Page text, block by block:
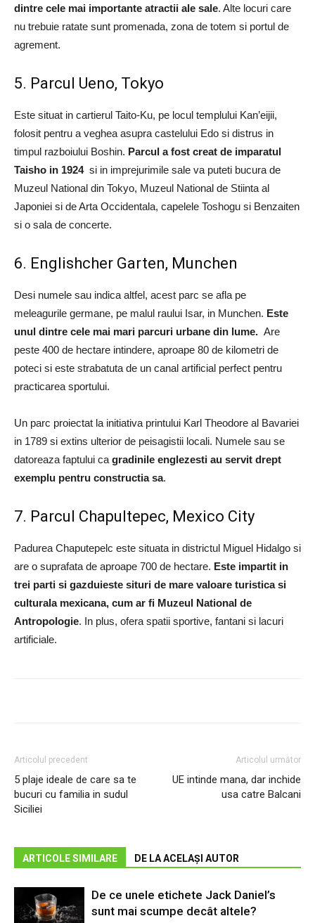
dintre cele mai importante atractii ale sale. Alte locuri care
nu trebuie ratate sunt promenada, zona de totem si portul de
agrement.
5. Parcul Ueno, Tokyo
Este situat in cartierul Taito-Ku, pe locul templului Kan’eijii,
folosit pentru a veghea asupra castelului Edo si distrus in
timpul razboiului Boshin. Parcul a fost creat de imparatul
Taisho in 1924si in imprejurimile sale va puteti bucura de
Muzeul National din Tokyo, Muzeul National de Stiinta al
Japoniei si de Arta Occidentala, capelele Toshogu si Benzaiten
si o sala de concerte.
6. Englishcher Garten, Munchen
Desi numele sau indica altfel, acest parc se afla pe
meleagurile germane, pe malul raului Isar, in Munchen. Este
unul dintre cele mai mari parcuri urbane din lume. Are
peste 400 de hectare intindere, aproape 80 de kilometri de
poteci si este strabatuta de un canal artificial perfect pentru
practicarea sportului.
Un parc proiectat la initiativa printului Karl Theodore al Bavariei
in 1789 si extins ulterior de peisagistii locali. Numele sau se
datoreaza faptului ca gradinile englezesti au servit drept
exemplu pentru constructia sa.
7. Parcul Chapultepec, Mexico City
Padurea Chaputepelc este situata in districtul Miguel Hidalgo si
are o suprafata de aproape 700 de hectare. Este impartit in
trei parti si gazduieste situri de mare valoare turistica si
culturala mexicana, cum ar fi Muzeul National de
Antropologie. In plus, ofera spatii sportive, fantani si lacuri
artificiale.
Articolul precedent
5 plaje ideale de care sa te
bucuri cu familia in sudul
Siciliei
Articolul următor
UE intinde mana, dar inchide
usa catre Balcani
ARTICOLE SIMILARE DE LA ACELAȘI AUTOR
De ce unele etichete Jack Daniel’s
sunt mai scumpe decât altele?